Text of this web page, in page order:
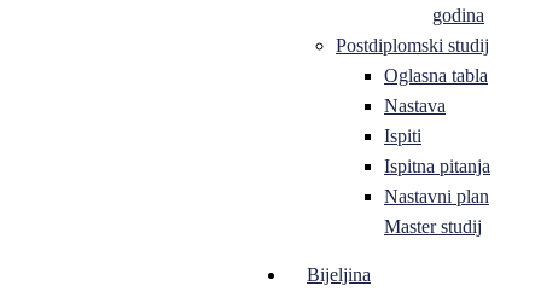
godina
Postdiplomski studij
Oglasna tabla
Nastava
Ispiti
Ispitna pitanja
Nastavni plan
Master studij
Bijeljina